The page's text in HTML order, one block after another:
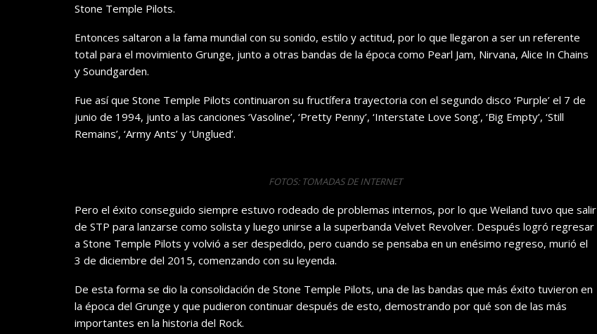
Stone Temple Pilots.
Entonces saltaron a la fama mundial con su sonido, estilo y actitud, por lo que llegaron a ser un referente
total para el movimiento Grunge, junto a otras bandas de la época como Pearl Jam, Nirvana, Alice In Chains
y Soundgarden.
Fue así que Stone Temple Pilots continuaron su fructífera trayectoria con el segundo disco ‘Purple’ el 7 de
junio de 1994, junto a las canciones ‘Vasoline’, ‘Pretty Penny’, ‘Interstate Love Song’, ‘Big Empty’, ‘Still
Remains’, ‘Army Ants’ y ‘Unglued’.
FOTOS: TOMADAS DE INTERNET
Pero el éxito conseguido siempre estuvo rodeado de problemas internos, por lo que Weiland tuvo que salir
de STP para lanzarse como solista y luego unirse a la superbanda Velvet Revolver. Después logró regresar
a Stone Temple Pilots y volvió a ser despedido, pero cuando se pensaba en un enésimo regreso, murió el
3 de diciembre del 2015, comenzando con su leyenda.
De esta forma se dio la consolidación de Stone Temple Pilots, una de las bandas que más éxito tuvieron en
la época del Grunge y que pudieron continuar después de esto, demostrando por qué son de las más
importantes en la historia del Rock.